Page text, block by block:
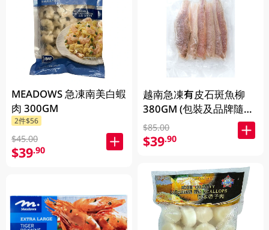
MEADOWS 急凍南美白蝦
肉 300GM
2件$56
$45.00
$39.90
越南急凍有皮石斑魚柳
380GM (包裝及品牌隨機
發放)
$85.00
$39.90